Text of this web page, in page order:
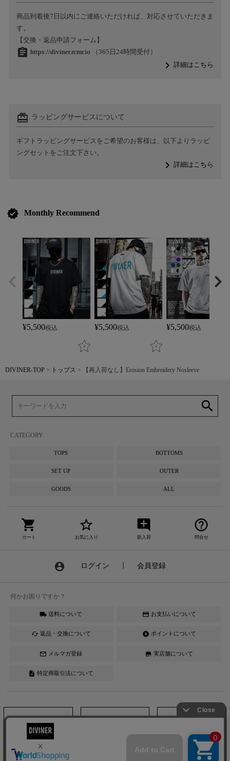
商品到着後7日以内にご連絡いただければ、対応させていただきま
す。
【交換・返品申請フォーム】
assignment https://diviner.rcmr.io （365日24時間受付）
navigate_next詳細はこちら
card_giftcard ラッピングサービスについて
ギフトラッピングサービスをご希望のお客様は、以下よりラッピ
ングセットをご注文下さい。
navigate_next詳細はこちら
verified Monthly Recommend
¥5,500税込 ¥5,500税込 ¥5,500税込
DIVINER-TOP トップス 【再入荷なし】Erosion Embroidery Nosleeve
search
CATEGORY
TOPS BOTTOMS
SET UP OUTER
GOODS ALL
shopping_cart
カート
star_border
お気に入り
add_comment
新入荷
help_outline
問合せ
account_circle ログイン 会員登録
何かお困りですか？
local_shipping 送料について credit_card お支払いについて
cached 返品・交換について offline_bolt ポイントについて
mail_outline メルマガ登録 store 実店舗について
description 特定商取引法について
Instagram YouTube